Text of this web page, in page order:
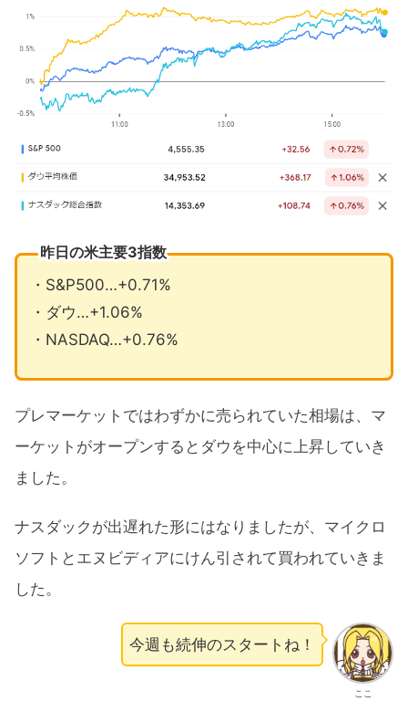
昨日の米主要3指数
・S&P500…+0.71%
・ダウ…+1.06%
・NASDAQ…+0.76%
プレマーケットではわずかに売られていた相場は、マ
ーケットがオープンするとダウを中心に上昇していき
ました。
ナスダックが出遅れた形にはなりましたが、マイクロ
ソフトとエヌビディアにけん引されて買われていきま
した。
ここ
今週も続伸のスタートね！